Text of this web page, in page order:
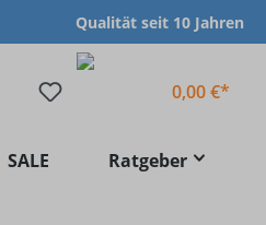
Qualität seit 10 Jahren
0,00 €*
SALE Ratgeber